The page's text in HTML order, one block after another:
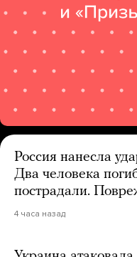
Россия нанесла
Два человека
пострадали.
4 часа назад